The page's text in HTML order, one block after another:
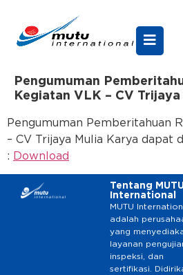
Pengumuman
Kegiatan VLK – CV
Pengumuman Pemberitahuan
– CV Trijaya Mulia Karya dapat
: Download
Tentang MUTU
International
MUTU
adalah
yang
layanan
inspeksi, dan
sertifikasi.